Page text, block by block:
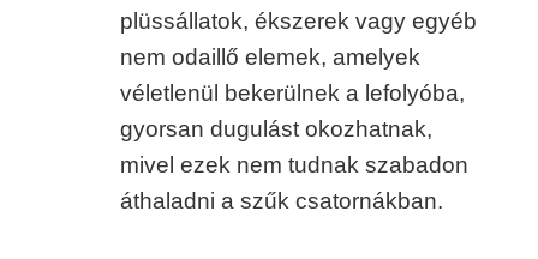
plüssállatok, ékszerek vagy egyéb
nem odaillő elemek, amelyek
véletlenül bekerülnek a lefolyóba,
gyorsan dugulást okozhatnak,
mivel ezek nem tudnak szabadon
áthaladni a szűk csatornákban.